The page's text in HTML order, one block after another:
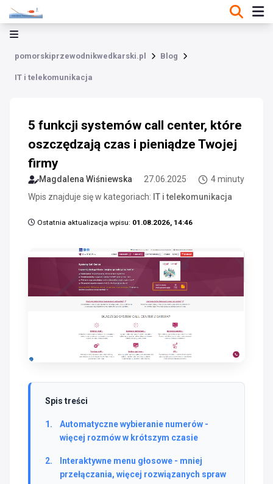
pomorskiprzewodnikwedkarski.pl Blog
IT i telekomunikacja
5 funkcji systemów call center, które
oszczędzają czas i pieniądze Twojej
firmy
Magdalena Wiśniewska 27.06.2025
4 minuty
Wpis znajduje się w kategoriach: IT i telekomunikacja
Ostatnia aktualizacja wpisu: 01.08.2026, 14:46
Spis treści
Automatyczne wybieranie numerów -
więcej rozmów w krótszym czasie
Interaktywne menu głosowe - mniej
przełączania, więcej rozwiązanych spraw